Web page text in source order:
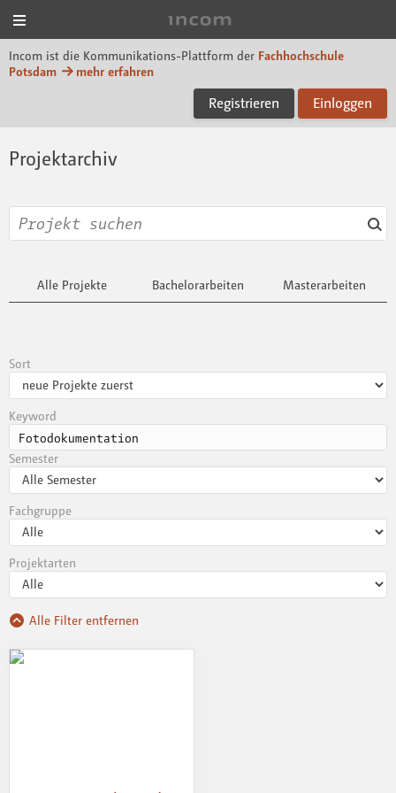
Incom ist die Kommunikations-Plattform der Fachhochschule
Potsdam
mehr erfahren
Registrieren Einloggen
Projektarchiv
Alle Projekte Bachelorarbeiten Masterarbeiten
Sort
Keyword
Semester
Fachgruppe
Projektarten
Alle Filter entfernen